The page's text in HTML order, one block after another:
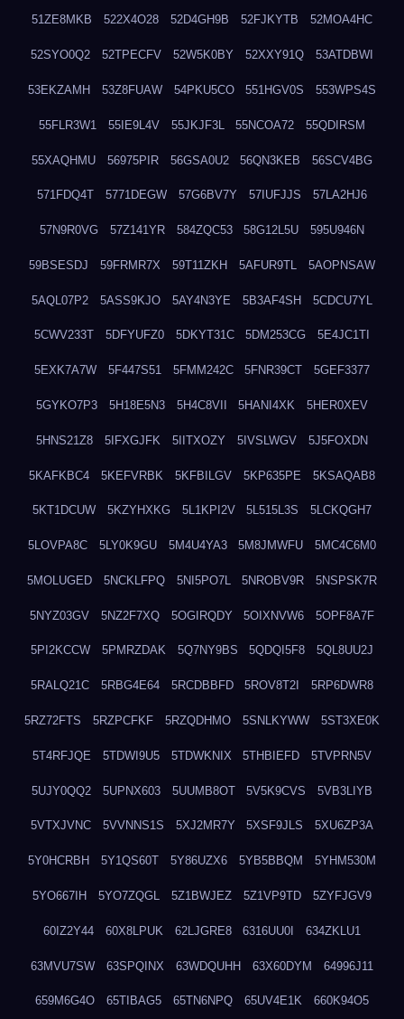
51ZE8MKB 522X4O28 52D4GH9B 52FJKYTB 52MOA4HC
52SYO0Q2 52TPECFV 52W5K0BY 52XXY91Q 53ATDBWI
53EKZAMH 53Z8FUAW 54PKU5CO 551HGV0S 553WPS4S
55FLR3W1 55IE9L4V 55JKJF3L 55NCOA72 55QDIRSM
55XAQHMU 56975PIR 56GSA0U2 56QN3KEB 56SCV4BG
571FDQ4T 5771DEGW 57G6BV7Y 57IUFJJS 57LA2HJ6
57N9R0VG 57Z141YR 584ZQC53 58G12L5U 595U946N
59BSESDJ 59FRMR7X 59T11ZKH 5AFUR9TL 5AOPNSAW
5AQL07P2 5ASS9KJO 5AY4N3YE 5B3AF4SH 5CDCU7YL
5CWV233T 5DFYUFZ0 5DKYT31C 5DM253CG 5E4JC1TI
5EXK7A7W 5F447S51 5FMM242C 5FNR39CT 5GEF3377
5GYKO7P3 5H18E5N3 5H4C8VII 5HANI4XK 5HER0XEV
5HNS21Z8 5IFXGJFK 5IITXOZY 5IVSLWGV 5J5FOXDN
5KAFKBC4 5KEFVRBK 5KFBILGV 5KP635PE 5KSAQAB8
5KT1DCUW 5KZYHXKG 5L1KPI2V 5L515L3S 5LCKQGH7
5LOVPA8C 5LY0K9GU 5M4U4YA3 5M8JMWFU 5MC4C6M0
5MOLUGED 5NCKLFPQ 5NI5PO7L 5NROBV9R 5NSPSK7R
5NYZ03GV 5NZ2F7XQ 5OGIRQDY 5OIXNVW6 5OPF8A7F
5PI2KCCW 5PMRZDAK 5Q7NY9BS 5QDQI5F8 5QL8UU2J
5RALQ21C 5RBG4E64 5RCDBBFD 5ROV8T2I 5RP6DWR8
5RZ72FTS 5RZPCFKF 5RZQDHMO 5SNLKYWW 5ST3XE0K
5T4RFJQE 5TDWI9U5 5TDWKNIX 5THBIEFD 5TVPRN5V
5UJY0QQ2 5UPNX603 5UUMB8OT 5V5K9CVS 5VB3LIYB
5VTXJVNC 5VVNNS1S 5XJ2MR7Y 5XSF9JLS 5XU6ZP3A
5Y0HCRBH 5Y1QS60T 5Y86UZX6 5YB5BBQM 5YHM530M
5YO667IH 5YO7ZQGL 5Z1BWJEZ 5Z1VP9TD 5ZYFJGV9
60IZ2Y44 60X8LPUK 62LJGRE8 6316UU0I 634ZKLU1
63MVU7SW 63SPQINX 63WDQUHH 63X60DYM 64996J11
659M6G4O 65TIBAG5 65TN6NPQ 65UV4E1K 660K94O5